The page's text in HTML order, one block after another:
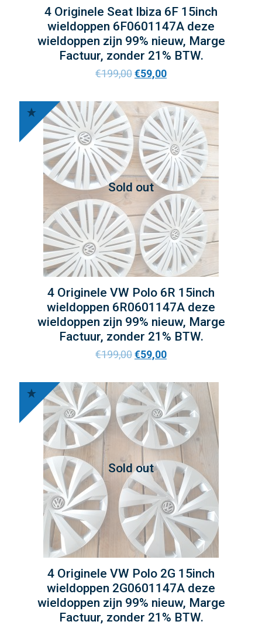
4 Originele Seat Ibiza 6F 15inch
wieldoppen 6F0601147A deze
wieldoppen zijn 99% nieuw, Marge
Factuur, zonder 21% BTW.
€199,00€59,00
Sold out
4 Originele VW Polo 6R 15inch
wieldoppen 6R0601147A deze
wieldoppen zijn 99% nieuw, Marge
Factuur, zonder 21% BTW.
€199,00€59,00
Sold out
4 Originele VW Polo 2G 15inch
wieldoppen 2G0601147A deze
wieldoppen zijn 99% nieuw, Marge
Factuur, zonder 21% BTW.